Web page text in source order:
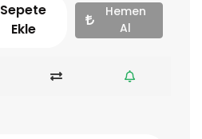
Sepete
Ekle
Hemen
Al